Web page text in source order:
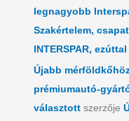
legnagyobb
Szakértelem,
INTERSPAR,
Újabb
prémiumautó-
választott szerzője